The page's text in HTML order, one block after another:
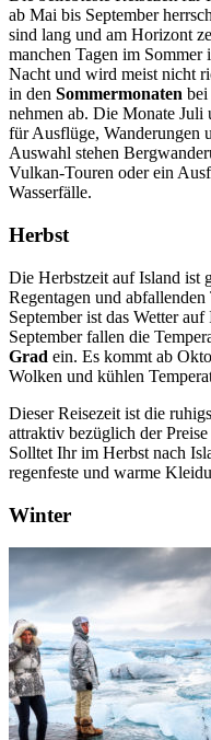
ab Mai bis September
sind lang und am Horizont
manchen Tagen im
Nacht und wird meist nicht
in den Sommermonaten bei
nehmen ab. Die Monate Juli
für Ausflüge, Wanderungen
Auswahl stehen
Vulkan-Touren oder ein
Wasserfälle.
Herbst
Die Herbstzeit auf Island ist
Regentagen und
September ist das Wetter
September fallen die
Grad ein. Es kommt ab
Wolken und kühlen
Dieser Reisezeit ist die
attraktiv bezüglich der
Solltet Ihr im Herbst nach
regenfeste und warme
Winter